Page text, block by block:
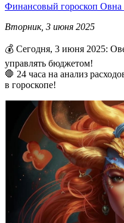
Финансовый гороскоп Овна
Вторник, 3 июня 2025
💰 Сегодня, 3 июня 2025:
управлять бюджетом!
🛑 24 часа на анализ
в гороскопе!